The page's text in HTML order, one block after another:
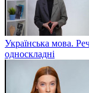
Українська мова.
односкладні